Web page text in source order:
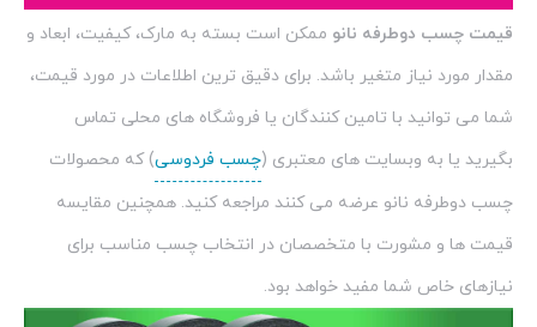
قیمت چسب دوطرفه نانو ممکن است بسته به مارک، کیفیت، ابعاد و
مقدار مورد نیاز متغیر باشد. برای دقیق ترین اطلاعات در مورد قیمت،
شما می توانید با تامین کنندگان یا فروشگاه های محلی تماس
بگیرید یا به وبسایت های معتبری (چسب فردوسی) که محصولات
چسب دوطرفه نانو عرضه می کنند مراجعه کنید. همچنین مقایسه
قیمت ها و مشورت با متخصصان در انتخاب چسب مناسب برای
نیازهای خاص شما مفید خواهد بود.